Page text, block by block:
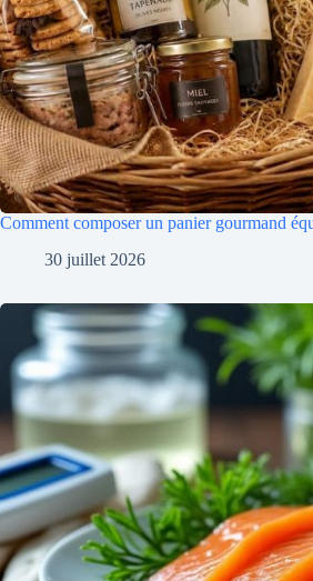
Comment composer un panier gourmand
30 juillet 2026